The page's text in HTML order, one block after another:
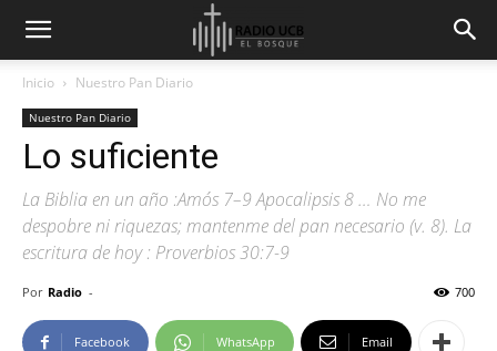
Inicio Nuestro Pan Diario
Nuestro Pan Diario
Lo suficiente
La Biblia en un año :Amós 7–9 Apocalipsis 8 … No me
despobre ni riquezas; mantenme del pan necesario (v. 8). La
escritura de hoy : Proverbios 30:7-9
Por Radio - 700
Facebook WhatsApp Email